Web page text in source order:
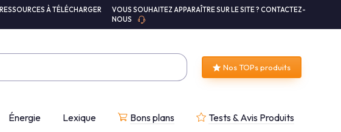
RESSOURCES À TÉLÉCHARGER
VOUS SOUHAITEZ APPARAÎTRE SUR LE SITE ? CONTACTEZ-
NOUS
Nos TOPs produits
Énergie Lexique Bons plans Tests & Avis Produits